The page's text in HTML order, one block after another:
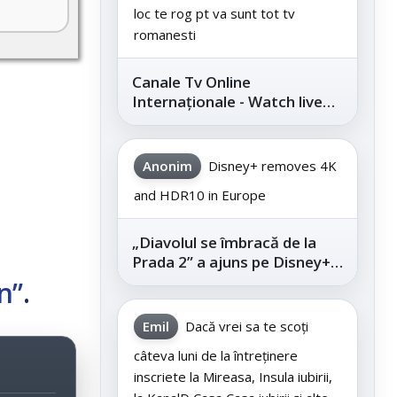
.
loc te rog pt va sunt tot tv
romanesti
Canale Tv Online
Internaționale - Watch live
channels legally
Anonim
Disney+ removes 4K
and HDR10 in Europe
„Diavolul se îmbracă de la
Prada 2” a ajuns pe Disney+,
după succesul din
cinematografe
Emil
Dacă vrei sa te scoți
câteva luni de la întreținere
inscriete la Mireasa, Insula iubirii,